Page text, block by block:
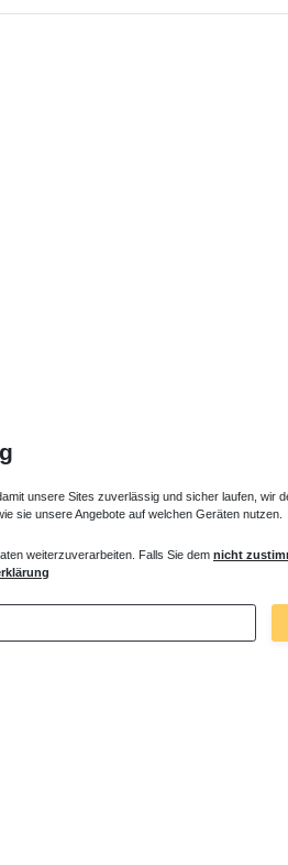
unsere Sites zuverlässig und sicher laufen,
sie unsere Angebote auf welchen Geräten nutzen.
weiterzuverarbeiten. Falls Sie dem nicht